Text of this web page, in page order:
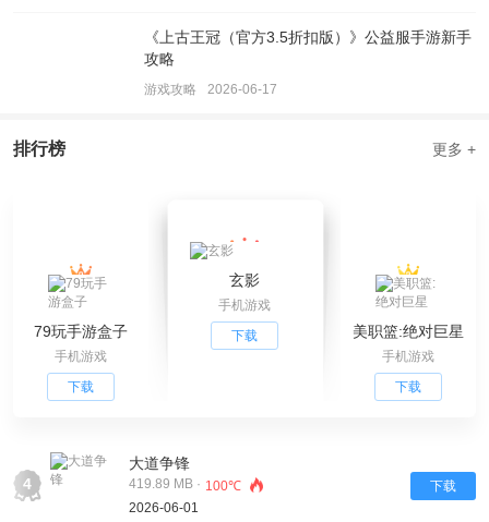
《上古王冠（官方3.5折扣版）》公益服手游新手
攻略
游戏攻略 2026-06-17
排行榜 更多 +
79玩手游盒子
手机游戏
下载
玄影
手机游戏
下载
美职篮:绝对巨星
手机游戏
下载
4
大道争锋
419.89 MB · 100℃
2026-06-01
下载